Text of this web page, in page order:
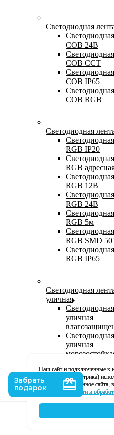
Светодиодная
COB 24В
COB CCT
COB IP65
COB RGB
Светодиодная
RGB IP20
RGB
RGB 12В
RGB 24В
RGB 5м
RGB SMD
RGB IP65
Светодиодная
уличная
уличная
уличная
220В
уличная в
Наш сайт и подключенные к
числе, Яндекс Метрика)
использование данное сайта,
кофиденциальности и